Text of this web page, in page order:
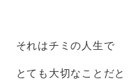
それはチミの人生で
とても大切なことだと